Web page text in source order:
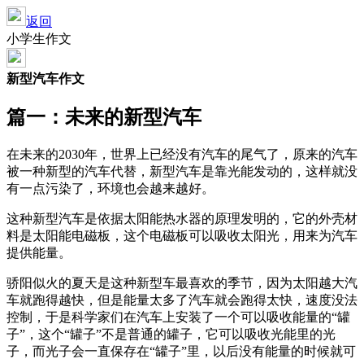
返回
小学生作文
新型汽车作文
篇一：未来的新型汽车
在未来的2030年，世界上已经没有汽车的尾气了，原来的汽车
被一种新型的汽车代替，新型汽车是靠光能发动的，这样就没
有一点污染了，环境也会越来越好。
这种新型汽车是依据太阳能热水器的原理发明的，它的外壳材
料是太阳能电磁板，这个电磁板可以吸收太阳光，用来为汽车
提供能量。
骄阳似火的夏天是这种新型车最喜欢的季节，因为太阳越大汽
车就跑得越快，但是能量太多了汽车就会跑得太快，速度没法
控制，于是科学家们在汽车上安装了一个可以吸收能量的“罐
子”，这个“罐子”不是普通的罐子，它可以吸收光能里的光
子，而光子会一直保存在“罐子”里，以后没有能量的时候就可